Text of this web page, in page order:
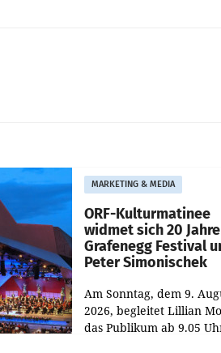
MARKETING & MEDIA
ORF-Kulturmatinee
widmet sich 20
Grafenegg Festival
Peter Simonischek
Am Sonntag, dem 9.
2026, begleitet Lillian
das Publikum ab 9.05